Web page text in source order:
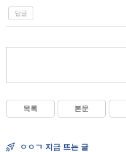
답글
목록 본문
ㅇㅇㄱ 지금 뜨는 글